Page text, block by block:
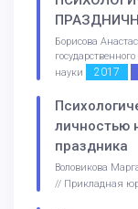
Борисова
науки
2017
личностью
праздника
Воловикова
// Прикладная